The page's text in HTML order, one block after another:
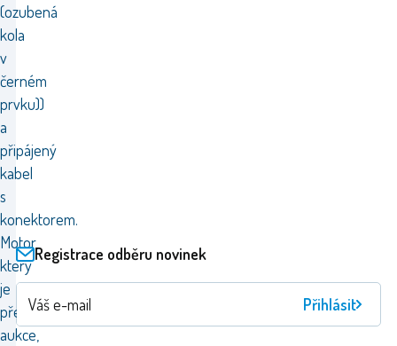
(ozubená
kola
v
černém
prvku))
a
připájený
kabel
s
konektorem.
Motor,
který
je
předmětem
aukce,
Registrace odběru novinek
Přihlásit